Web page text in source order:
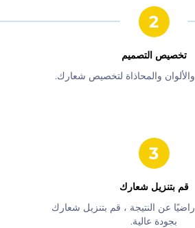
التصميم‬
لتخصيص شعارك.‬
شعارك‬
، قم بتنزيل شعارك
عالية.‬